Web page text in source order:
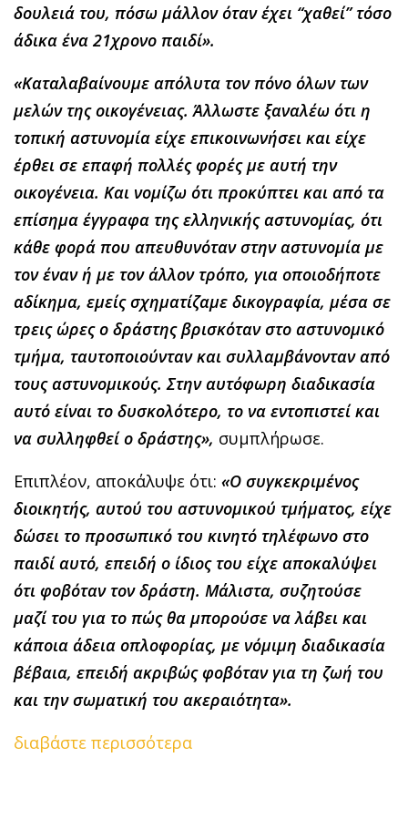
δουλειά του, πόσω μάλλον όταν έχει “χαθεί” τόσο
άδικα ένα 21χρονο παιδί».
«Καταλαβαίνουμε απόλυτα τον πόνο όλων των
μελών της οικογένειας. Άλλωστε ξαναλέω ότι η
τοπική αστυνομία είχε επικοινωνήσει και είχε
έρθει σε επαφή πολλές φορές με αυτή την
οικογένεια. Και νομίζω ότι προκύπτει και από τα
επίσημα έγγραφα της ελληνικής αστυνομίας, ότι
κάθε φορά που απευθυνόταν στην αστυνομία με
τον έναν ή με τον άλλον τρόπο, για οποιοδήποτε
αδίκημα, εμείς σχηματίζαμε δικογραφία, μέσα σε
τρεις ώρες ο δράστης βρισκόταν στο αστυνομικό
τμήμα, ταυτοποιούνταν και συλλαμβάνονταν από
τους αστυνομικούς. Στην αυτόφωρη διαδικασία
αυτό είναι το δυσκολότερο, το να εντοπιστεί και
να συλληφθεί ο δράστης», συμπλήρωσε.
Επιπλέον, αποκάλυψε ότι: «Ο συγκεκριμένος
διοικητής, αυτού του αστυνομικού τμήματος, είχε
δώσει το προσωπικό του κινητό τηλέφωνο στο
παιδί αυτό, επειδή ο ίδιος του είχε αποκαλύψει
ότι φοβόταν τον δράστη. Μάλιστα, συζητούσε
μαζί του για το πώς θα μπορούσε να λάβει και
κάποια άδεια οπλοφορίας, με νόμιμη διαδικασία
βέβαια, επειδή ακριβώς φοβόταν για τη ζωή του
και την σωματική του ακεραιότητα».
διαβάστε περισσότερα